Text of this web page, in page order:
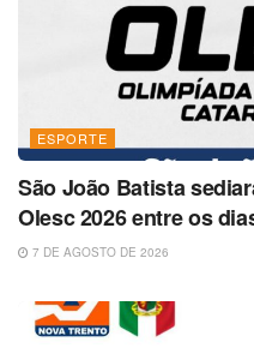
ESPORTE
São João Batista
Olesc 2026 entre os
7 DE AGOSTO DE 2026